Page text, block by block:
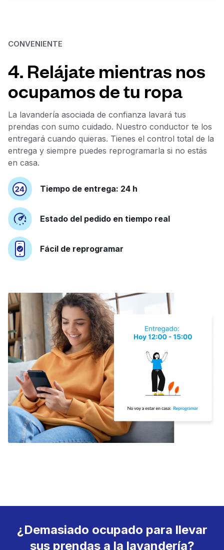
CONVENIENTE
4. Relájate mientras nos
ocupamos de tu ropa
La lavandería asociada de confianza lavará tus
prendas con sumo cuidado. Nuestro conductor te los
entregará cuando quieras. Tienes el control total de la
entrega y siempre puedes reprogramarla si no estás
en casa.
Tiempo de entrega: 24 h
Estado del pedido en tiempo real
Fácil de reprogramar
¿Demasiado ocupado para llevar
sus prendas a la lavandería?